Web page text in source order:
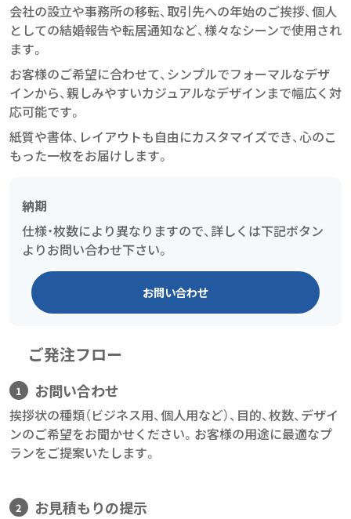
会社の設立や事務所の移転、取引先への年始のご挨拶、個人
としての結婚報告や転居通知など、様々なシーンで使用され
ます。
お客様のご希望に合わせて、シンプルでフォーマルなデザ
インから、親しみやすいカジュアルなデザインまで幅広く対
応可能です。
紙質や書体、レイアウトも自由にカスタマイズでき、心のこ
もった一枚をお届けします。
納期
仕様・枚数により異なりますので、詳しくは下記ボタン
よりお問い合わせ下さい。
お問い合わせ
ご発注フロー
お問い合わせ
挨拶状の種類（ビジネス用、個人用など）、目的、枚数、デザイ
ンのご希望をお聞かせください。お客様の用途に最適なプ
ランをご提案いたします。
お見積もりの提示